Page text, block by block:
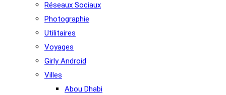
Réseaux Sociaux
Photographie
Utilitaires
Voyages
Girly Android
Villes
Abou Dhabi